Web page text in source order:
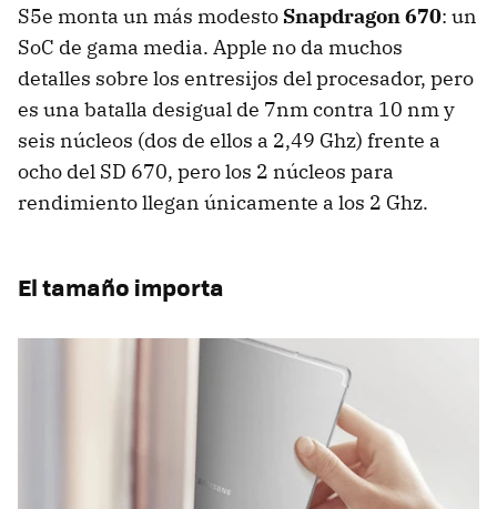
S5e monta un más modesto Snapdragon 670: un
SoC de gama media. Apple no da muchos
detalles sobre los entresijos del procesador, pero
es una batalla desigual de 7nm contra 10 nm y
seis núcleos (dos de ellos a 2,49 Ghz) frente a
ocho del SD 670, pero los 2 núcleos para
rendimiento llegan únicamente a los 2 Ghz.
El tamaño importa